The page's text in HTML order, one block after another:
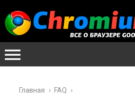
Главная › FAQ ›